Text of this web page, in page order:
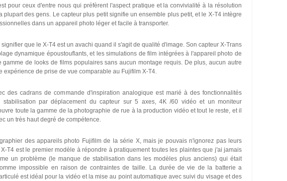
pour ceux d'entre nous qui préfèrent l'aspect pratique et la convivialité à la résolution
plupart des gens. Le capteur plus petit signifie un ensemble plus petit, et le X-T4 intègre
dans un appareil photo léger et facile à transporter.
que le X-T4 est un avachi quand il s'agit de qualité d'image. Son capteur X-Trans
dynamique époustouflants, et les simulations de film intégrées à l'appareil photo de
gamme de looks de films populaires sans aucun montage requis. De plus, aucun autre
expérience de prise de vue comparable au Fujifilm X-T4.
des cadrans de commande d'inspiration analogique est marié à des fonctionnalités
stabilisation par déplacement du capteur sur 5 axes, 4K /60 vidéo et un moniteur
toute la gamme de la photographie de rue à la production vidéo et tout le reste, et il
un très haut degré de compétence.
des appareils photo Fujifilm de la série X, mais je pouvais n'ignorez pas leurs
T4 est le premier modèle à répondre à pratiquement toutes les plaintes que j'ai jamais
un problème (le manque de stabilisation dans les modèles plus anciens) qui était
impossible en raison de contraintes de taille. La durée de vie de la batterie a
est idéal pour la vidéo et la mise au point automatique avec suivi du visage et des